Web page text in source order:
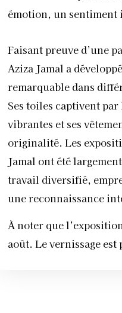
émotion, un
Faisant preuve d’une
Aziza Jamal a
remarquable dans
Ses toiles captivent
vibrantes et ses
originalité. Les
Jamal ont été
travail diversifié,
une reconnaissance
À noter que
août. Le vernissage est